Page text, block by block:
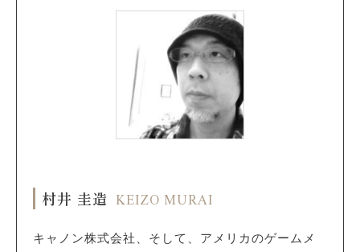
村井 圭造 KEIZO MURAI
キャノン株式会社、そして、アメリカのゲームメ